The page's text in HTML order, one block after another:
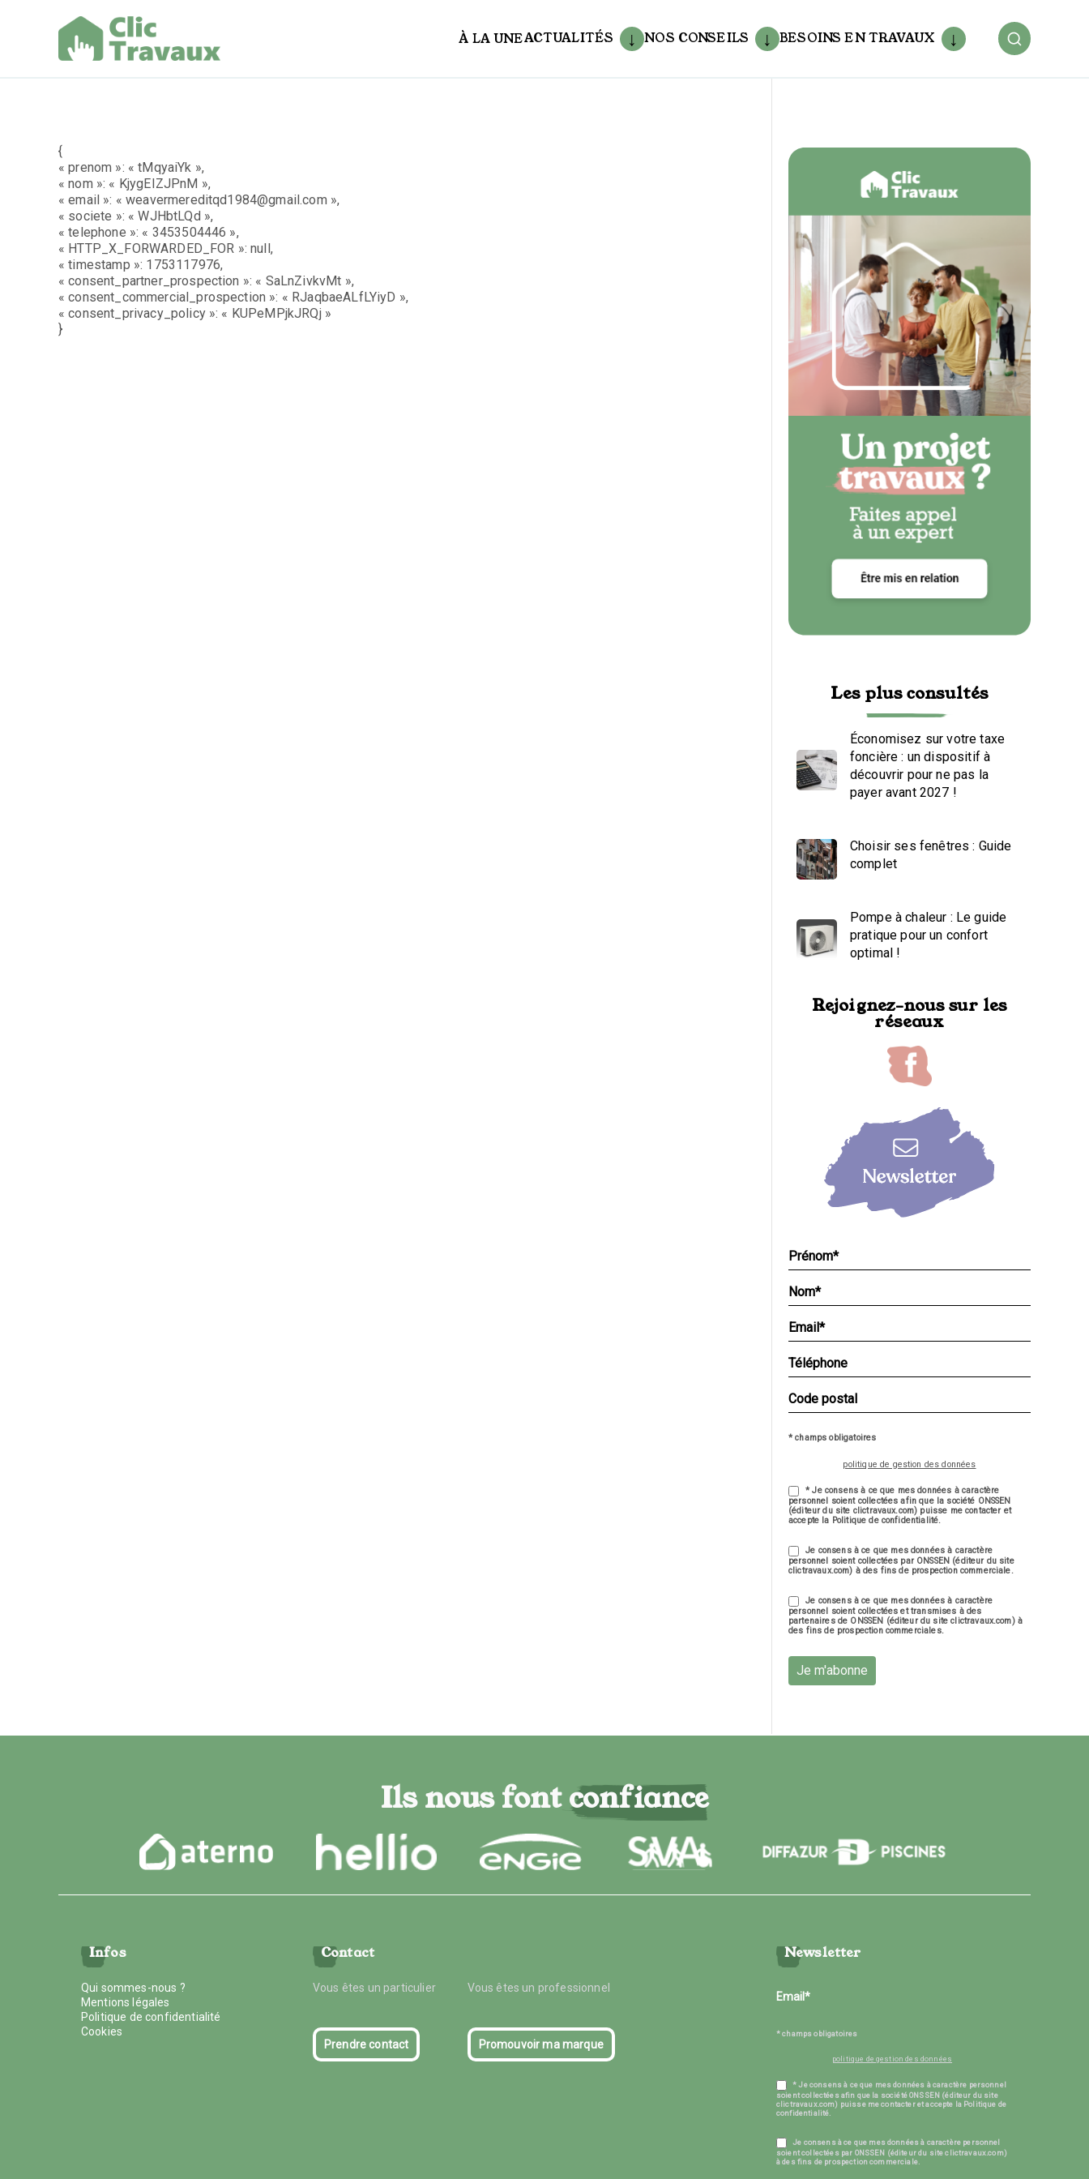
À LA UNEACTUALITÉS NOS CONSEILS BESOINS EN TRAVAUX
{
« prenom »: « tMqyaiYk »,
« nom »: « KjygEIZJPnM »,
« email »: « weavermereditqd1984@gmail.com »,
« societe »: « WJHbtLQd »,
« telephone »: « 3453504446 »,
« HTTP_X_FORWARDED_FOR »: null,
« timestamp »: 1753117976,
« consent_partner_prospection »: « SaLnZivkvMt »,
« consent_commercial_prospection »: « RJaqbaeALfLYiyD »,
« consent_privacy_policy »: « KUPeMPjkJRQj »
}
Les plus consultés
Économisez sur votre taxe
foncière : un dispositif à
découvrir pour ne pas la
payer avant 2027 !
Choisir ses fenêtres : Guide
complet
Pompe à chaleur : Le guide
pratique pour un confort
optimal !
Rejoignez-nous sur les
réseaux
* champs obligatoires
politique de gestion des données
* Je consens à ce que mes données à caractère
personnel soient collectées afin que la société ONSSEN
(éditeur du site clictravaux.com) puisse me contacter et
accepte la Politique de confidentialité.
Je consens à ce que mes données à caractère
personnel soient collectées par ONSSEN (éditeur du site
clictravaux.com) à des fins de prospection commerciale.
Je consens à ce que mes données à caractère
personnel soient collectées et transmises à des
partenaires de ONSSEN (éditeur du site clictravaux.com) à
des fins de prospection commerciales.
Je m'abonne
Ils nous font confiance
Infos
Qui sommes-nous ?
Mentions légales
Politique de confidentialité
Cookies
Contact
Vous êtes un particulier Vous êtes un professionnel
Prendre contact Promouvoir ma marque
Newsletter
* champs obligatoires
politique de gestion des données
* Je consens à ce que mes données à caractère personnel
soient collectées afin que la société ONSSEN (éditeur du site
clictravaux.com) puisse me contacter et accepte la Politique de
confidentialité.
Je consens à ce que mes données à caractère personnel
soient collectées par ONSSEN (éditeur du site clictravaux.com)
à des fins de prospection commerciale.